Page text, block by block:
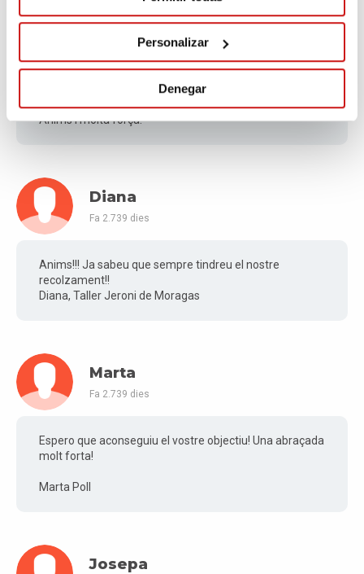
Personalizar
Denegar
Fa 2.739 dies
Ànims i molta força!
Diana
Fa 2.739 dies
Anims!!! Ja sabeu que sempre tindreu el nostre
recolzament!!
Diana, Taller Jeroni de Moragas
Marta
Fa 2.739 dies
Espero que aconseguiu el vostre objectiu! Una abraçada
molt forta!
Marta Poll
Josepa